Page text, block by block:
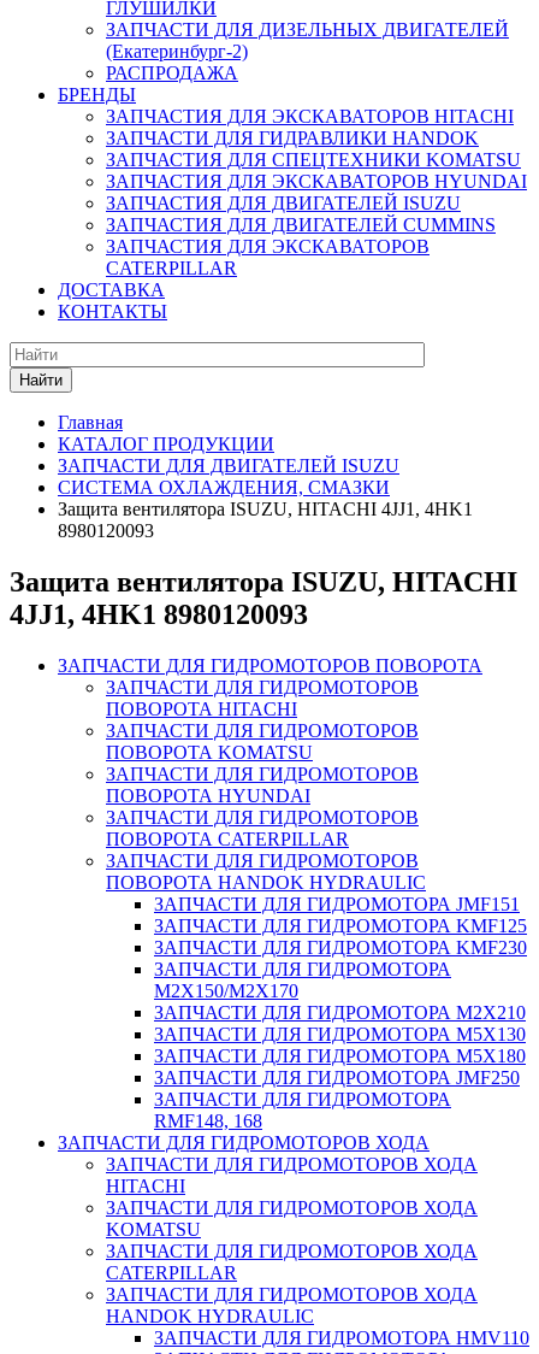
ГЛУШИЛКИ
ЗАПЧАСТИ ДЛЯ ДИЗЕЛЬНЫХ ДВИГАТЕЛЕЙ
(Екатеринбург-2)
РАСПРОДАЖА
БРЕНДЫ
ЗАПЧАСТИЯ ДЛЯ ЭКСКАВАТОРОВ HITACHI
ЗАПЧАСТИ ДЛЯ ГИДРАВЛИКИ HANDOK
ЗАПЧАСТИЯ ДЛЯ СПЕЦТЕХНИКИ KOMATSU
ЗАПЧАСТИЯ ДЛЯ ЭКСКАВАТОРОВ HYUNDAI
ЗАПЧАСТИЯ ДЛЯ ДВИГАТЕЛЕЙ ISUZU
ЗАПЧАСТИЯ ДЛЯ ДВИГАТЕЛЕЙ CUMMINS
ЗАПЧАСТИЯ ДЛЯ ЭКСКАВАТОРОВ
CATERPILLAR
ДОСТАВКА
КОНТАКТЫ
Найти
Главная
КАТАЛОГ ПРОДУКЦИИ
ЗАПЧАСТИ ДЛЯ ДВИГАТЕЛЕЙ ISUZU
СИСТЕМА ОХЛАЖДЕНИЯ, СМАЗКИ
Защита вентилятора ISUZU, HITACHI 4JJ1, 4HK1
8980120093
Защита вентилятора ISUZU, HITACHI
4JJ1, 4HK1 8980120093
ЗАПЧАСТИ ДЛЯ ГИДРОМОТОРОВ ПОВОРОТА
ЗАПЧАСТИ ДЛЯ ГИДРОМОТОРОВ
ПОВОРОТА HITACHI
ЗАПЧАСТИ ДЛЯ ГИДРОМОТОРОВ
ПОВОРОТА KOMATSU
ЗАПЧАСТИ ДЛЯ ГИДРОМОТОРОВ
ПОВОРОТА HYUNDAI
ЗАПЧАСТИ ДЛЯ ГИДРОМОТОРОВ
ПОВОРОТА CATERPILLAR
ЗАПЧАСТИ ДЛЯ ГИДРОМОТОРОВ
ПОВОРОТА HANDOK HYDRAULIC
ЗАПЧАСТИ ДЛЯ ГИДРОМОТОРА JMF151
ЗАПЧАСТИ ДЛЯ ГИДРОМОТОРА KMF125
ЗАПЧАСТИ ДЛЯ ГИДРОМОТОРА KMF230
ЗАПЧАСТИ ДЛЯ ГИДРОМОТОРА
M2X150/M2X170
ЗАПЧАСТИ ДЛЯ ГИДРОМОТОРА M2X210
ЗАПЧАСТИ ДЛЯ ГИДРОМОТОРА M5X130
ЗАПЧАСТИ ДЛЯ ГИДРОМОТОРА M5X180
ЗАПЧАСТИ ДЛЯ ГИДРОМОТОРА JMF250
ЗАПЧАСТИ ДЛЯ ГИДРОМОТОРА
RMF148, 168
ЗАПЧАСТИ ДЛЯ ГИДРОМОТОРОВ ХОДА
ЗАПЧАСТИ ДЛЯ ГИДРОМОТОРОВ ХОДА
HITACHI
ЗАПЧАСТИ ДЛЯ ГИДРОМОТОРОВ ХОДА
KOMATSU
ЗАПЧАСТИ ДЛЯ ГИДРОМОТОРОВ ХОДА
CATERPILLAR
ЗАПЧАСТИ ДЛЯ ГИДРОМОТОРОВ ХОДА
HANDOK HYDRAULIC
ЗАПЧАСТИ ДЛЯ ГИДРОМОТОРА HMV110